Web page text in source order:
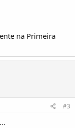
na Primeira
#3